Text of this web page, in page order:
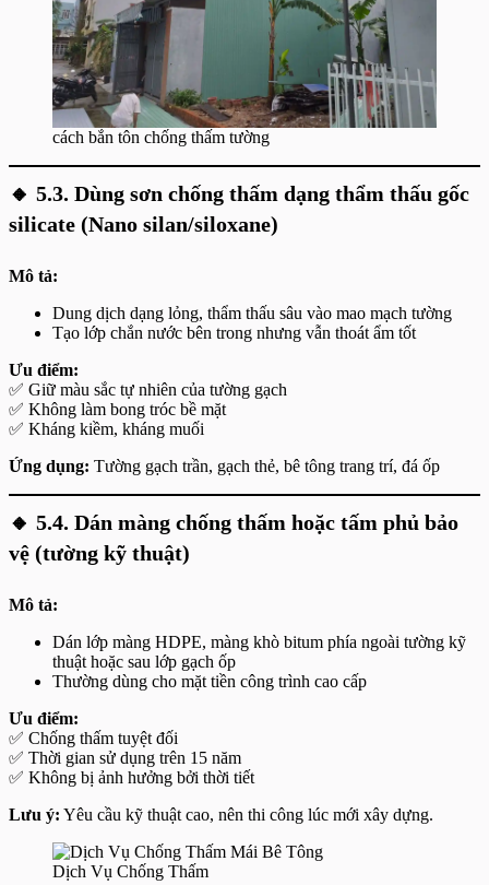
cách bắn tôn chống thấm tường
🔸 5.3. Dùng sơn chống thấm dạng thẩm thấu gốc
silicate (Nano silan/siloxane)
Mô tả:
Dung dịch dạng lỏng, thẩm thấu sâu vào mao mạch tường
Tạo lớp chắn nước bên trong nhưng vẫn thoát ẩm tốt
Ưu điểm:
✅ Giữ màu sắc tự nhiên của tường gạch
✅ Không làm bong tróc bề mặt
✅ Kháng kiềm, kháng muối
Ứng dụng: Tường gạch trần, gạch thẻ, bê tông trang trí, đá ốp
🔸 5.4. Dán màng chống thấm hoặc tấm phủ bảo
vệ (tường kỹ thuật)
Mô tả:
Dán lớp màng HDPE, màng khò bitum phía ngoài tường kỹ
thuật hoặc sau lớp gạch ốp
Thường dùng cho mặt tiền công trình cao cấp
Ưu điểm:
✅ Chống thấm tuyệt đối
✅ Thời gian sử dụng trên 15 năm
✅ Không bị ảnh hưởng bởi thời tiết
Lưu ý: Yêu cầu kỹ thuật cao, nên thi công lúc mới xây dựng.
Dịch Vụ Chống Thấm